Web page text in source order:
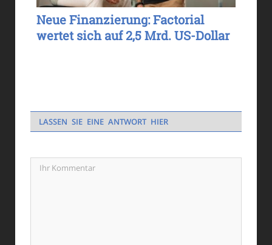
Neue Finanzierung: Factorial
wertet sich auf 2,5 Mrd. US-Dollar
LASSEN SIE EINE ANTWORT HIER